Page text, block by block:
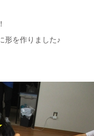
形を作りました♪